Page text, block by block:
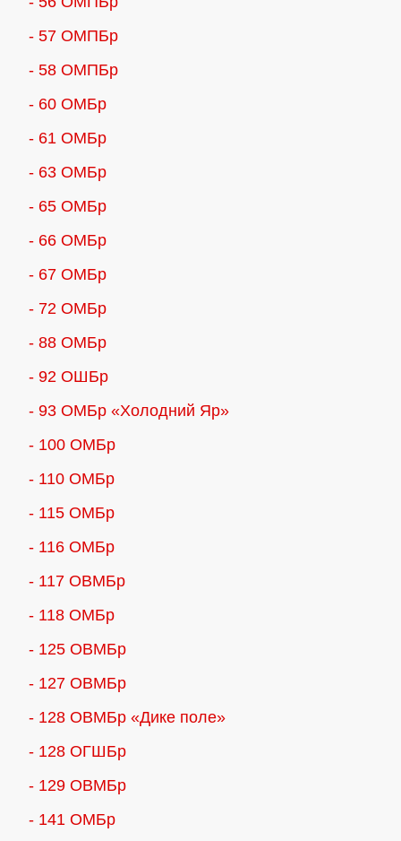
- 57 ОМПБр
- 58 ОМПБр
- 60 ОМБр
- 61 ОМБр
- 63 ОМБр
- 65 ОМБр
- 66 ОМБр
- 67 ОМБр
- 72 ОМБр
- 88 ОМБр
- 92 ОШБр
- 93 ОМБр «Холодний Яр»
- 100 ОМБр
- 110 ОМБр
- 115 ОМБр
- 116 ОМБр
- 117 ОВМБр
- 118 ОМБр
- 125 ОВМБр
- 127 ОВМБр
- 128 ОВМБр «Дике поле»
- 128 ОГШБр
- 129 ОВМБр
- 141 ОМБр